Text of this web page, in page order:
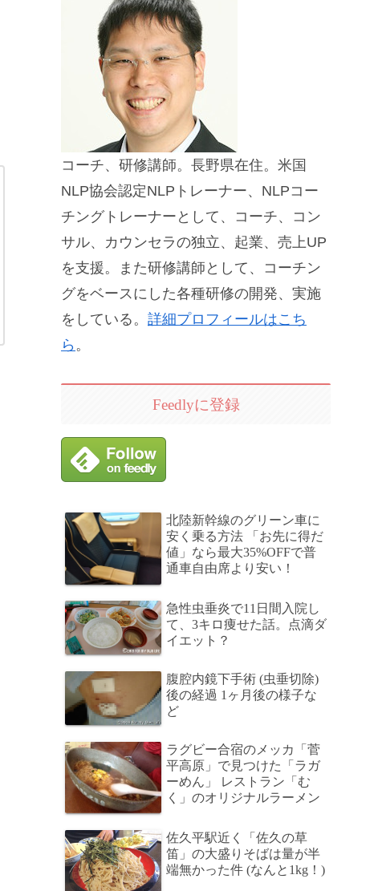
コーチ、研修講師。長野県在住。米国
NLP協会認定NLPトレーナー、NLPコー
チングトレーナーとして、コーチ、コン
サル、カウンセラの独立、起業、売上UP
を支援。また研修講師として、コーチン
グをベースにした各種研修の開発、実施
をしている。 詳細プロフィールはこち
ら 。
Feedlyに登録
北陸新幹線のグリーン車に
安く乗る方法 「お先に得だ
値」なら最大35%OFFで普
通車自由席より安い！
急性虫垂炎で11日間入院し
て、3キロ痩せた話。点滴ダ
イエット？
腹腔内鏡下手術 (虫垂切除)
後の経過 1ヶ月後の様子な
ど
ラグビー合宿のメッカ「菅
平高原」で見つけた「ラガ
ーめん」 レストラン「む
く」のオリジナルラーメン
佐久平駅近く「佐久の草
笛」の大盛りそばは量が半
端無かった件 (なんと1kg！)